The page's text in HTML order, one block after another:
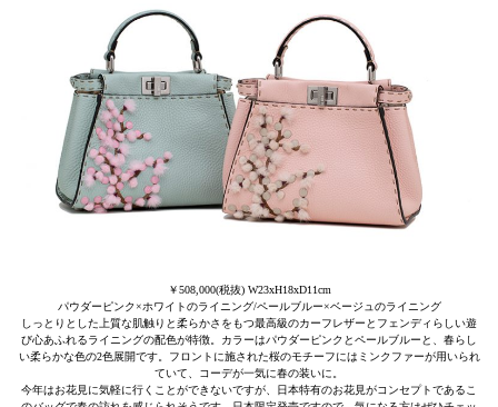
￥508,000(税抜) W23xH18xD11cm
パウダーピンク×ホワイトのライニング/ペールブルー×ベージュのライニング
しっとりとした上質な肌触りと柔らかさをもつ最高級のカーフレザーとフェンディらしい遊
び心あふれるライニングの配色が特徴。カラーはパウダーピンクとペールブルーと、春らし
い柔らかな色の2色展開です。フロントに施された桜のモチーフにはミンクファーが用いられ
ていて、コーデが一気に春の装いに。
今年はお花見に気軽に行くことができないですが、日本特有のお花見がコンセプトであるこ